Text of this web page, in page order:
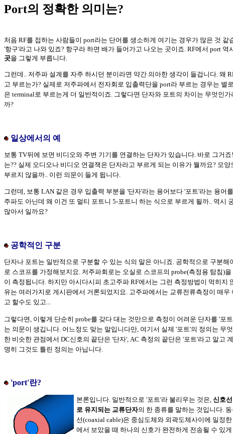
Port의 정확한 의미는?
처음 RF를 접하는 사람들이 port라는 단어를 생소하게 여기는 경우가 많은 것 같
'항구'라고 나와 있죠? 항구라 하면 배가 들어가고 나오는 곳이죠. RF에서 port 역
곳을 그렇게 부릅니다.
그런데.. 저주파 설계를 자주 하시던 분이라면 약간 의아한 생각이 들겁니다. 왜
고 부르는가? 실제로 저주파에서 전자회로 입출력단을 port라 부르는 경우는 별
은 terminal로 부르는게 더 일반적이죠. 그렇다면 단자와 포트의 차이는 무엇인
까?
일상에서의 예
보통 TV뒤에 보면 비디오와 주변 기기를 연결하는 단자가 있습니다. 바로 그거
는?? 실제 오디오나 비디오 연결잭은 단자라고 부르게 되는 이유가 뭘까요? 모양
부르지 않을까.. 이런 의문이 들게 됩니다.
그런데, 보통 LAN 같은 경우 입출력 부분을 '단자'라는 용어보다 '포트'라는 용어
주파도 아닌데 왜 이건 또 멀티 포트니 5-포트니 하는 식으로 부르게 될까.. 역시
많아서 일까요?
공학적인 구분
단자나 포트는 일반적으로 구분할 수 있는 식의 말은 아니죠. 공학적으로 구분해
로 스코프를 가정해보지요. 저주파회로는 오실로 스코프의 probe(측정용 탐침)
이 측정됩니다. 하지만 아시다시피 초고주파 RF에서는 그런 측정방법이 먹히지
유는 여러가지로 게시판에서 거론되었지요. 고주파에서는 교류전류측정이 매우
고 할수도 있고...
그렇다면, 이렇게 단순히 probe를 갖다 대는 것만으로 측정이 어려운 단자를 '포
는 의문이 생깁니다. 어느정도 맞는 말입니다만, 여기서 실제 '포트'의 정의는 무
한 비슷한 관점에서 DC신호의 끝단은 '단자', AC 측정의 끝단은 '포트'라고 알고
명히 그것도 틀린 정의는 아닙니다.
'port'란?
본론입니다. 일반적으로 '포트'라 불리우는 것은, 신호
로 유지되는 교류단자의 한 종류를 말하는 것입니다.
선(coaxial cable)은 중심도체와 외곽도체사이에 일정
에서 보았을 때 하나의 신호가 완전하게 전송될 수 있